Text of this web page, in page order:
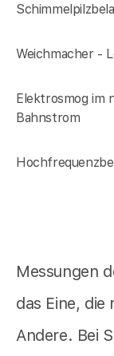
Weichmacher -
Elektrosmog im
Bahnstrom
Messungen
das Eine, die
Andere. Bei